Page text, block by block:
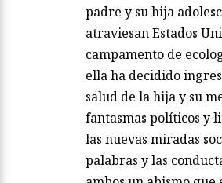
padre y su hija
atraviesan Estados
campamento de
ella ha decidido
salud de la hija y su
fantasmas políticos y
las nuevas miradas
palabras y las